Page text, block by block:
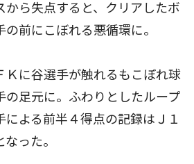
ら失点すると、クリアしたボ
前にこぼれる悪循環に。
に谷選手が触れるもこぼれ球
の足元に。ふわりとしたループ
による前半４得点の記録はＪ１
った。